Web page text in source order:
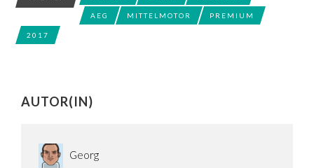
AEG MITTELMOTOR PREMIUM
2017
AUTOR(IN)
Georg